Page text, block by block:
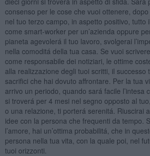
consenso per le cose che vuoi ottenere,
nel tuo terzo campo, in aspetto positivo, tutto
come smart-worker per un’azienda oppure
pianeta agevolerá il tuo lavoro, svolgerai
nella comoditá della tua casa. Se vuoi
come responsabile dei notiziari, le ottime
alla realizzazione degli tuoi scritti, il successo
sacrifici che hai dovuto affrontare. Per la tua
arrivo un periodo, quando sará facile l’intesa
si troverá per 4 mesi nel segno opposto al
o una relazione, ti porterá serenitá. Riuscirai
idee con la persona che frequenti da tempo.
l’amore, hai un’ottima probabilitá, che in
persona nella tua vita, con la quale poi, nel
tuoi orizzonti.